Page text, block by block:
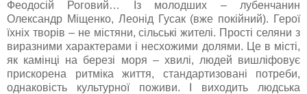
Феодосій Роговий… Із молодших – лубенчанин
Олександр Міщенко, Леонід Гусак (вже покійний). Герої
їхніх творів – не містяни, сільські жителі. Прості селяни з
виразними характерами і несхожими долями. Це в місті,
як камінці на березі моря – хвилі, людей вишліфовує
прискорена ритміка життя, стандартизовані потреби,
однаковість культурної поживи. І виходить людська